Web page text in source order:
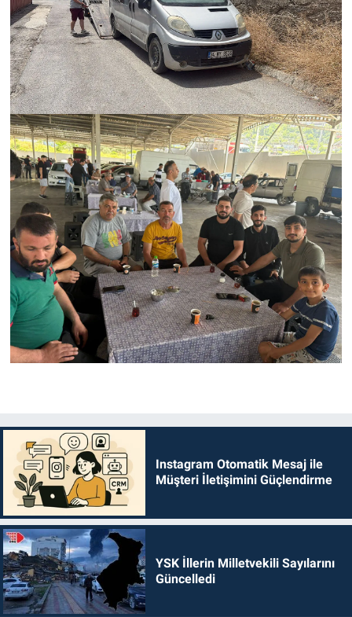
Instagram Otomatik Mesaj ile
Müşteri İletişimini Güçlendirme
YSK İllerin Milletvekili Sayılarını
Güncelledi